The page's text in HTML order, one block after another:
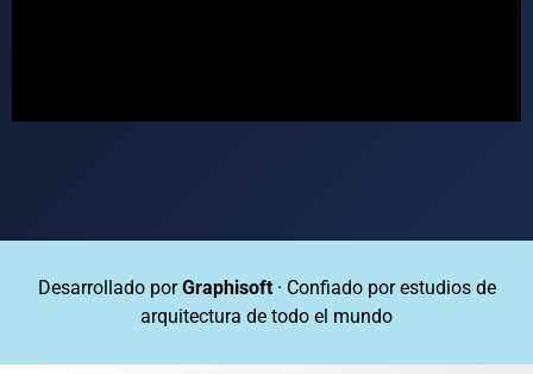
Desarrollado porGraphisoft· Confiado por estudios de
arquitectura de todo el mundo